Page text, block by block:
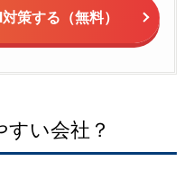
策する（無料）
い会社？